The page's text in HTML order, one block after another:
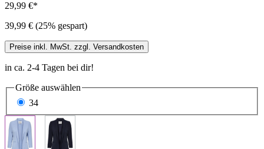
29,99 €*
39,99 € (25% gespart)
Preise inkl. MwSt. zzgl. Versandkosten
in ca. 2-4 Tagen bei dir!
Größe auswählen
34